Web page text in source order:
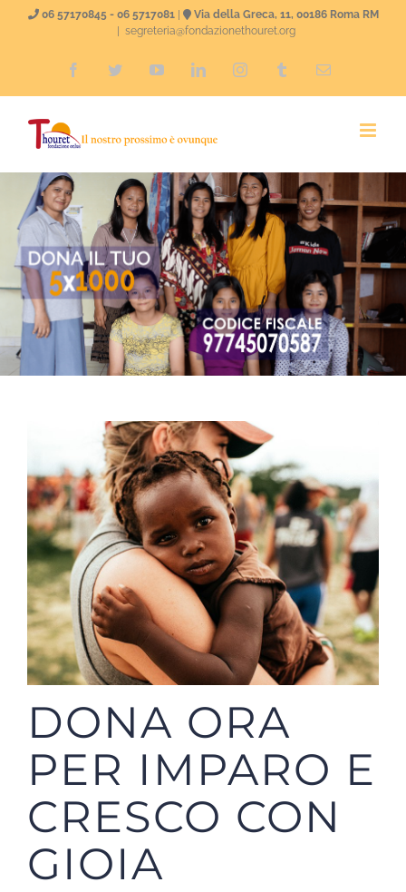
Salta
06 57170845 - 06 5717081|
Via della Greca, 11, 00186 Roma RM
segreteria@fondazionethouret.org
FacebookTwitterYouTubeLinkedInInstagramTumblrEmail
DONA ORA
PER IMPARO E
CRESCO CON
GIOIA